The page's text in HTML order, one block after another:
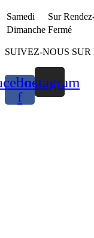
Samedi
Sur
Dimanche Fermé
SUIVEZ-NOUS
f
Instagram